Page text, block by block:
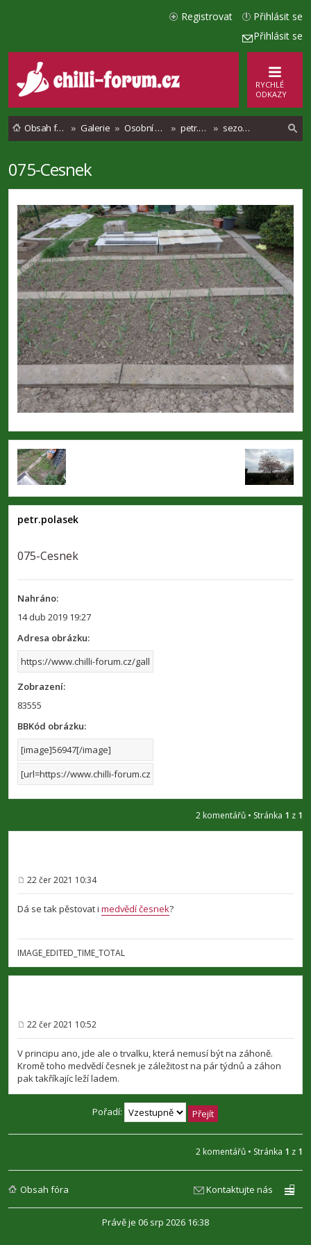
Přihlásit se
Přihlásit se
Registrovat
RYCHLÉ
ODKAZY
Obsah fóra Galerie Osobní alba petr.polasek sezona 2019
e
075-Cesnek
petr.polasek
075-Cesnek
Nahráno:
14 dub 2019 19:27
Adresa obrázku:
Zobrazení:
83555
BBKód obrázku:
2 komentářů • Stránka 1 z 1
ř
í
ě
e
k
22 čer 2021 10:34
Dá se tak pěstovat i medvědí česnek?
IMAGE_EDITED_TIME_TOTAL
ř
í
s
p
ě
22 čer 2021 10:52
V principu ano, jde ale o trvalku, která nemusí být na záhoně.
Kromě toho medvědí česnek je záležitost na pár týdnů a záhon
pak takříkajíc leží ladem.
Pořadí:
2 komentářů • Stránka 1 z 1
Obsah fóra Kontaktujte nás
Právě je 06 srp 2026 16:38